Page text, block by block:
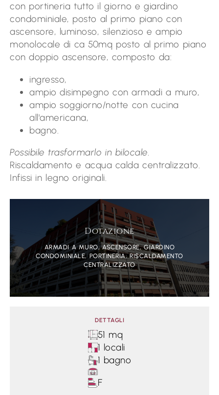
con portineria tutto il giorno e giardino
condominiale, posto al primo piano con
ascensore, luminoso, silenzioso e ampio
monolocale di ca 50mq posto al primo piano
con doppio ascensore, composto da:
ingresso,
ampio disimpegno con armadi a muro,
ampio soggiorno/notte con cucina
all'americana,
bagno.
Possibile trasformarlo in bilocale.
Riscaldamento e acqua calda centralizzato.
Infissi in legno originali.
Dotazione
ARMADI A MURO, ASCENSORE, GIARDINO
CONDOMINIALE, PORTINERIA, RISCALDAMENTO
CENTRALIZZATO
DETTAGLI
51 mq
1 locali
1 bagno
F